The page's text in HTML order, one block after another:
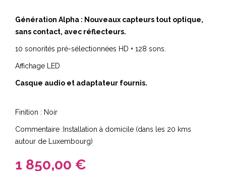
Génération Alpha : Nouveaux capteurs tout optique,
sans contact, avec réflecteurs.
10 sonorités pré-sélectionnées HD + 128 sons.
Affichage LED
Casque audio et adaptateur fournis.
Finition : Noir
Commentaire :Installation à domicile (dans les 20 kms
autour de Luxembourg)
1 850,00 €